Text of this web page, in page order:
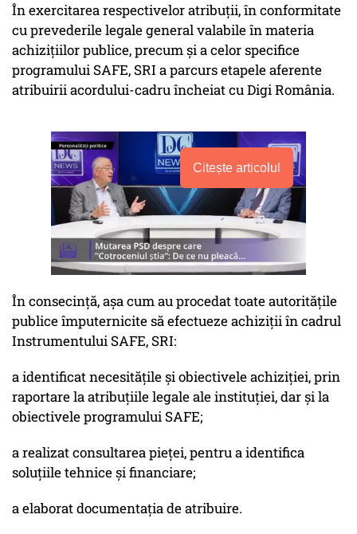
În exercitarea respectivelor atribuții, în conformitate
cu prevederile legale general valabile în materia
achizițiilor publice, precum și a celor specifice
programului SAFE, SRI a parcurs etapele aferente
atribuirii acordului-cadru încheiat cu Digi România.
Citește articolul
În consecință, așa cum au procedat toate autoritățile
publice împuternicite să efectueze achiziții în cadrul
Instrumentului SAFE, SRI:
a identificat necesitățile și obiectivele achiziției, prin
raportare la atribuțiile legale ale instituției, dar și la
obiectivele programului SAFE;
a realizat consultarea pieței, pentru a identifica
soluțiile tehnice și financiare;
a elaborat documentația de atribuire.